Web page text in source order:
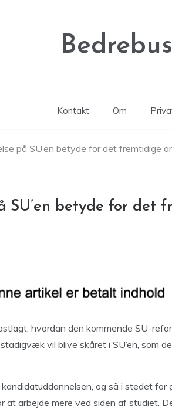
Kontakt Om
på SU’en betyde for det fremtidige
SU’en betyde for det
hvordan den kommende SU-
vil blive skåret i SU’en, som
og så i stedet for
at arbejde mere ved siden af studiet.